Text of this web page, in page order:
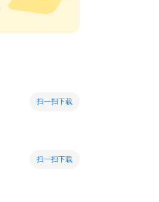
扫一扫下载
扫一扫下载